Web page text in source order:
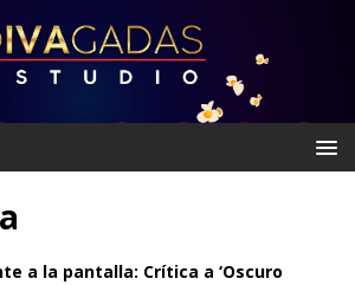
a la pantalla: Crítica a ‘Oscuro